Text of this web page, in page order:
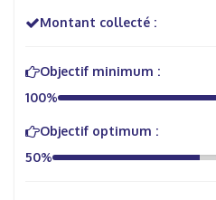
Montant collecté :
Objectif minimum :
100%
Objectif optimum :
50%